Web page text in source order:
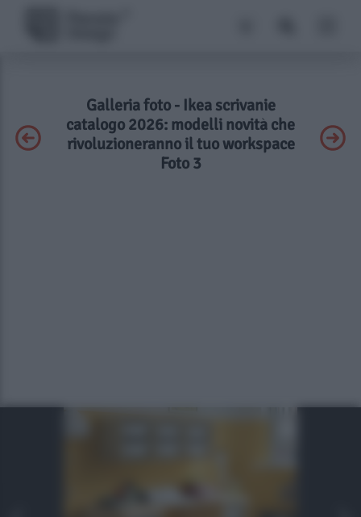
Galleria foto - Ikea scrivanie
catalogo 2026: modelli novità che
rivoluzioneranno il tuo workspace
Foto 3